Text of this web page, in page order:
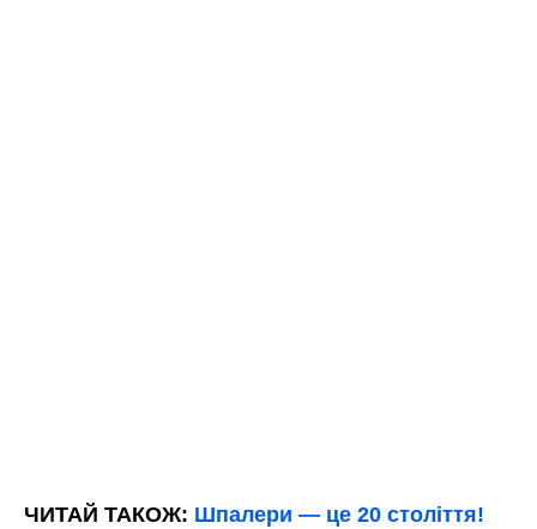
ЧИТАЙ ТАКОЖ: Шпалери — це 20 століття!